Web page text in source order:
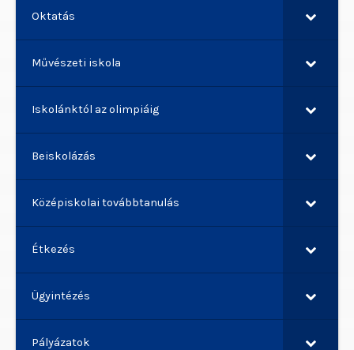
Oktatás
Művészeti iskola
Iskolánktól az olimpiáig
Beiskolázás
Középiskolai továbbtanulás
Étkezés
Ügyintézés
Pályázatok